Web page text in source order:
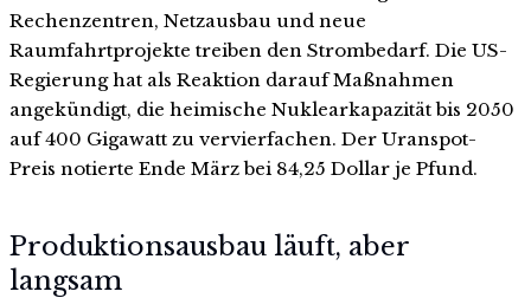
Rechenzentren, Netzausbau und neue
Raumfahrtprojekte treiben den Strombedarf. Die US-
Regierung hat als Reaktion darauf Maßnahmen
angekündigt, die heimische Nuklearkapazität bis 2050
auf 400 Gigawatt zu vervierfachen. Der Uranspot-
Preis notierte Ende März bei 84,25 Dollar je Pfund.
Produktionsausbau läuft, aber
langsam